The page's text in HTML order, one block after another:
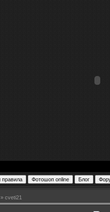
» cveti21